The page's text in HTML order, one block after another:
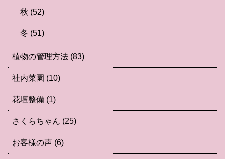
秋 (52)
冬 (51)
植物の管理方法 (83)
社内菜園 (10)
花壇整備 (1)
さくらちゃん (25)
お客様の声 (6)